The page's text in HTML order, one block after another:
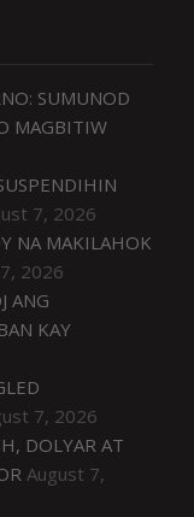
SUMUNOD
MAGBITIW
7, 2026
NA MAKILAHOK
2026
ANG
KAY
7, 2026
DOLYAR AT
August 7,